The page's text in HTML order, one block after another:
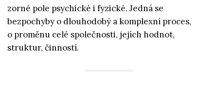
zorné pole psychické i fyzické. Jedná se
bezpochyby o dlouhodobý a komplexní proces,
o proměnu celé společnosti, jejích hodnot,
struktur, činností.